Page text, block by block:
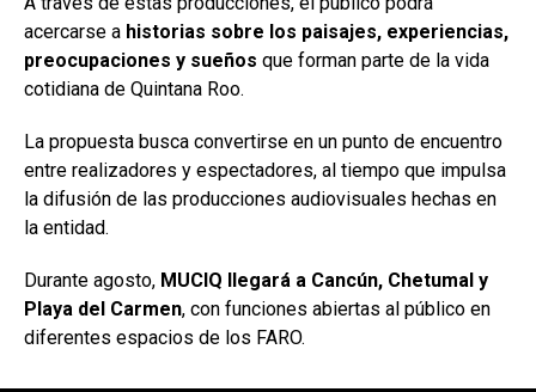
acercarse a historias sobre los paisajes, experiencias,
preocupaciones y sueños que forman parte de la vida
cotidiana de Quintana Roo.
La propuesta busca convertirse en un punto de encuentro
entre realizadores y espectadores, al tiempo que impulsa
la difusión de las producciones audiovisuales hechas en
la entidad.
Durante agosto, MUCIQ llegará a Cancún, Chetumal y
Playa del Carmen, con funciones abiertas al público en
diferentes espacios de los FARO.